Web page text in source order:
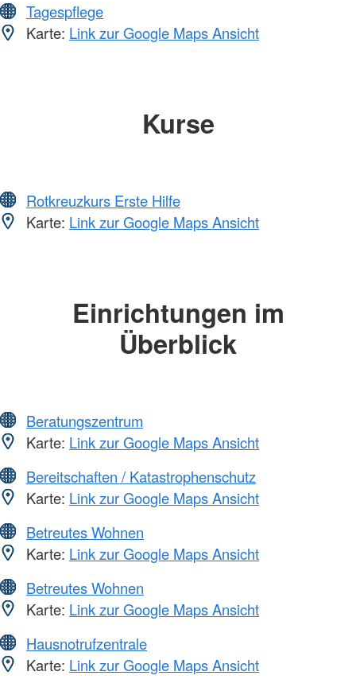
Tagespflege
Karte: Link zur Google Maps Ansicht
Kurse
Rotkreuzkurs Erste Hilfe
Karte: Link zur Google Maps Ansicht
Einrichtungen im
Überblick
Beratungszentrum
Karte: Link zur Google Maps Ansicht
Bereitschaften / Katastrophenschutz
Karte: Link zur Google Maps Ansicht
Betreutes Wohnen
Karte: Link zur Google Maps Ansicht
Betreutes Wohnen
Karte: Link zur Google Maps Ansicht
Hausnotrufzentrale
Karte: Link zur Google Maps Ansicht